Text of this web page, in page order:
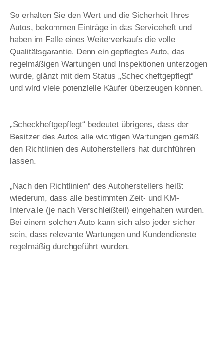
So erhalten Sie den Wert und die Sicherheit Ihres
Autos, bekommen Einträge in das Serviceheft und
haben im Falle eines Weiterverkaufs die volle
Qualitätsgarantie. Denn ein gepflegtes Auto, das
regelmäßigen Wartungen und Inspektionen unterzogen
wurde, glänzt mit dem Status „Scheckheftgepflegt“
und wird viele potenzielle Käufer überzeugen können.
„Scheckheftgepflegt“ bedeutet übrigens, dass der
Besitzer des Autos alle wichtigen Wartungen gemäß
den Richtlinien des Autoherstellers hat durchführen
lassen.
„Nach den Richtlinien“ des Autoherstellers heißt
wiederum, dass alle bestimmten Zeit- und KM-
Intervalle (je nach Verschleißteil) eingehalten wurden.
Bei einem solchen Auto kann sich also jeder sicher
sein, dass relevante Wartungen und Kundendienste
regelmäßig durchgeführt wurden.